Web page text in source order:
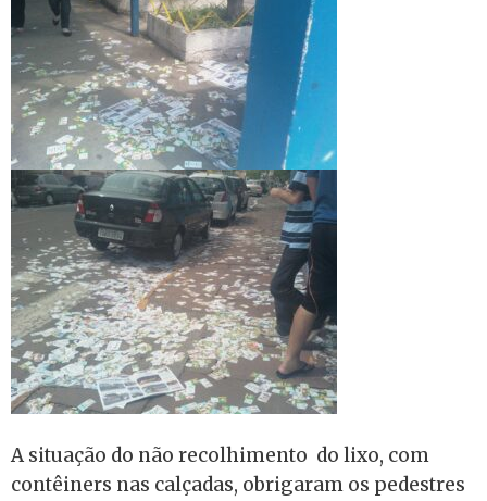
A situação do não recolhimento do lixo, com
contêiners nas calçadas, obrigaram os pedestres